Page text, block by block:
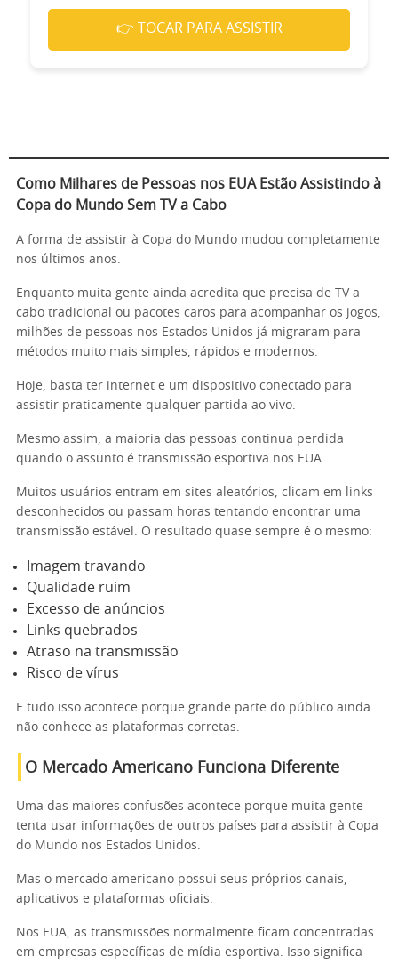
👉 TOCAR PARA ASSISTIR
Como Milhares de Pessoas nos EUA Estão Assistindo à
Copa do Mundo Sem TV a Cabo
A forma de assistir à Copa do Mundo mudou completamente
nos últimos anos.
Enquanto muita gente ainda acredita que precisa de TV a
cabo tradicional ou pacotes caros para acompanhar os jogos,
milhões de pessoas nos Estados Unidos já migraram para
métodos muito mais simples, rápidos e modernos.
Hoje, basta ter internet e um dispositivo conectado para
assistir praticamente qualquer partida ao vivo.
Mesmo assim, a maioria das pessoas continua perdida
quando o assunto é transmissão esportiva nos EUA.
Muitos usuários entram em sites aleatórios, clicam em links
desconhecidos ou passam horas tentando encontrar uma
transmissão estável. O resultado quase sempre é o mesmo:
Imagem travando
Qualidade ruim
Excesso de anúncios
Links quebrados
Atraso na transmissão
Risco de vírus
E tudo isso acontece porque grande parte do público ainda
não conhece as plataformas corretas.
O Mercado Americano Funciona Diferente
Uma das maiores confusões acontece porque muita gente
tenta usar informações de outros países para assistir à Copa
do Mundo nos Estados Unidos.
Mas o mercado americano possui seus próprios canais,
aplicativos e plataformas oficiais.
Nos EUA, as transmissões normalmente ficam concentradas
em empresas específicas de mídia esportiva. Isso significa